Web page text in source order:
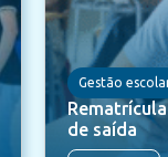
Gestão
de saída